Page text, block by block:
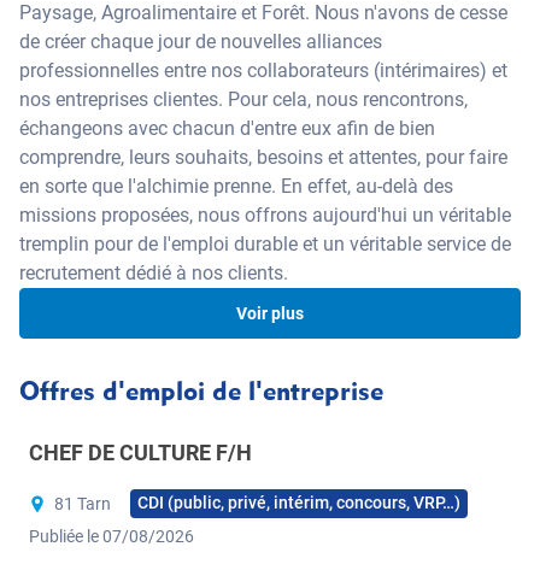
Paysage, Agroalimentaire et Forêt. Nous n'avons de cesse
de créer chaque jour de nouvelles alliances
professionnelles entre nos collaborateurs (intérimaires) et
nos entreprises clientes. Pour cela, nous rencontrons,
échangeons avec chacun d'entre eux afin de bien
comprendre, leurs souhaits, besoins et attentes, pour faire
en sorte que l'alchimie prenne. En effet, au-delà des
missions proposées, nous offrons aujourd'hui un véritable
tremplin pour de l'emploi durable et un véritable service de
recrutement dédié à nos clients.
Voir plus
Être candidat chez nous
cabinet de recrutement étant spécialisé, il peut vous offrir
une multiplicité d’offres dans vos domaines de
compétences, dans votre région ou sur toute la France si
vous le souhaitez. Il y a forcément une offre qui vous
Offres d'emploi de l'entreprise
CHEF DE CULTURE F/H
81 Tarn
CDI (public, privé, intérim, concours, VRP…)
Publiée le 07/08/2026